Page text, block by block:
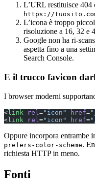
L’URL restituisce
https://
L’icona è troppo
risoluzione a 16, 32 e
Google non ha ri-
aspetta fino a una
Search Console.
E il trucco favicon
I browser moderni
<link rel ="icon" href=
<link rel ="icon" href=
Oppure incorpora entrambe
prefers-color-scheme.
richiesta HTTP in meno.
Fonti